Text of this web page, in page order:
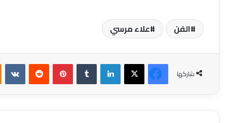
الفن علاء مرسي
شاركها
فيسبوك‫X لينكدإن بينتيريست